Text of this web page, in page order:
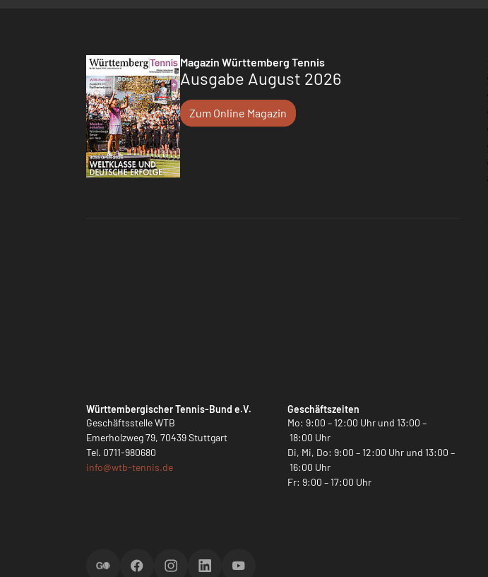
Magazin Württemberg Tennis
Ausgabe August 2026
Zum Online Magazin
Württembergischer Tennis-Bund e.V.
Geschäftsstelle WTB
Emerholzweg 79, 70439 Stuttgart
Tel. 0711-980680
info@wtb-tennis.de
Geschäftszeiten
Mo: 9:00 – 12:00 Uhr und 13:00 –
18:00 Uhr
Di, Mi, Do: 9:00 – 12:00 Uhr und 13:00 –
16:00 Uhr
Fr: 9:00 – 17:00 Uhr
ScoreGOFacebookInstagramLinkedInYouTube